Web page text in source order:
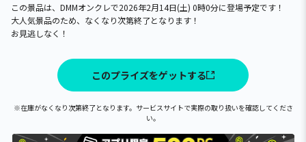
この景品は、DMMオンクレで2026年2月14日(土) 0時0分に登場予定です！
大人気景品のため、なくなり次第終了となります！
お見逃しなく！
このプライズをゲットする
※在庫がなくなり次第終了となります。サービスサイトで実際の取り扱いを確認してくださ
い。